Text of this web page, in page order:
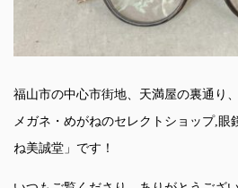
福山市の中心市街地、天満屋の裏通り
メガネ・めがねのセレクトショップ,眼
ね美誠堂」です！